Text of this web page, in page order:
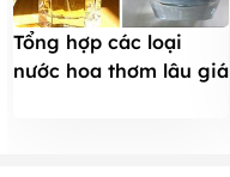
Tổng hợp các loại
nước hoa thơm lâu giá